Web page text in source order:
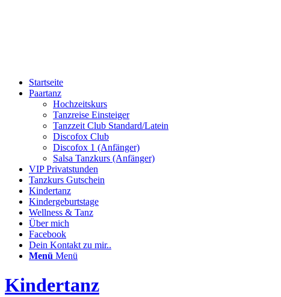
Startseite
Paartanz
Hochzeitskurs
Tanzreise Einsteiger
Tanzzeit Club Standard/Latein
Discofox Club
Discofox 1 (Anfänger)
Salsa Tanzkurs (Anfänger)
VIP Privatstunden
Tanzkurs Gutschein
Kindertanz
Kindergeburtstage
Wellness & Tanz
Über mich
Facebook
Dein Kontakt zu mir..
Menü Menü
Kindertanz